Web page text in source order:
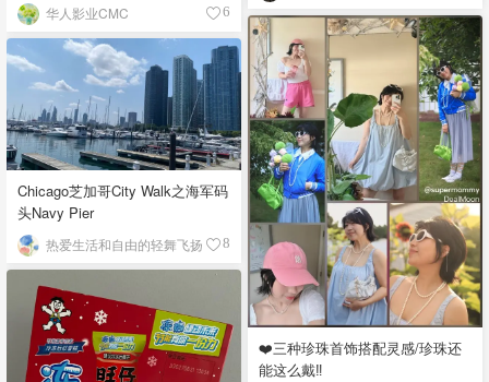
华人影业CMC 6
❤️三种珍珠首饰搭配灵感/珍珠还
能这么戴‼️
Chicago芝加哥City Walk之海军码
头Navy Pier
热爱生活和自由的轻舞飞扬 8